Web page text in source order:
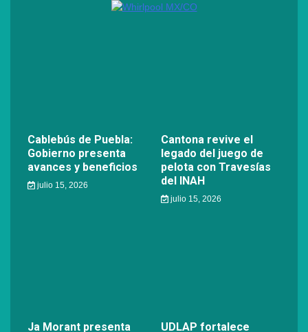
Cablebús de Puebla:
Gobierno presenta
avances y beneficios
julio 15, 2026
Cantona revive el
legado del juego de
pelota con Travesías
del INAH
julio 15, 2026
Ja Morant presenta UDLAP fortalece